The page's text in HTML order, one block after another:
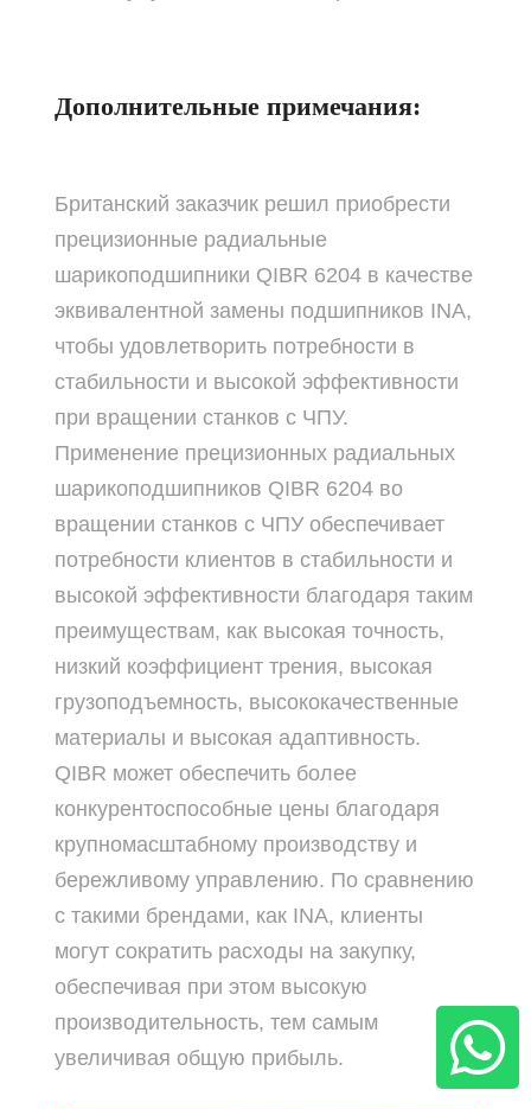
Дополнительные примечания:
Британский заказчик решил приобрести
прецизионные радиальные
шарикоподшипники QIBR 6204 в качестве
эквивалентной замены подшипников INA,
чтобы удовлетворить потребности в
стабильности и высокой эффективности
при вращении станков с ЧПУ.
Применение прецизионных радиальных
шарикоподшипников QIBR 6204 во
вращении станков с ЧПУ обеспечивает
потребности клиентов в стабильности и
высокой эффективности благодаря таким
преимуществам, как высокая точность,
низкий коэффициент трения, высокая
грузоподъемность, высококачественные
материалы и высокая адаптивность.
QIBR может обеспечить более
конкурентоспособные цены благодаря
крупномасштабному производству и
бережливому управлению. По сравнению
с такими брендами, как INA, клиенты
могут сократить расходы на закупку,
обеспечивая при этом высокую
производительность, тем самым
увеличивая общую прибыль.